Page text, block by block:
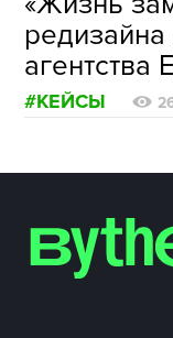
редизайна
агентства
#КЕЙСЫ